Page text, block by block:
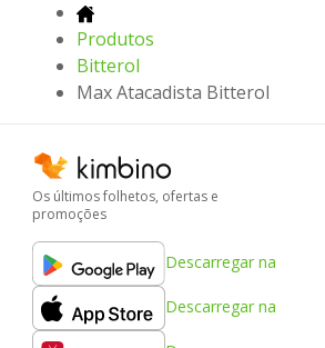
Produtos
Bitterol
Max Atacadista Bitterol
Os últimos folhetos, ofertas e
promoções
Descarregar na
Descarregar na